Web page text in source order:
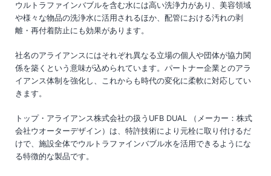
ウルトラファインバブルを含む水には高い洗浄力があり、美容領域
や様々な物品の洗浄水に活用されるほか、配管における汚れの剥
離・再付着防止にも効果があります。
社名のアライアンスにはそれぞれ異なる立場の個人や団体が協力関
係を築くという意味が込められています。パートナー企業とのアラ
イアンス体制を強化し、これからも時代の変化に柔軟に対応してい
きます。
トップ・アライアンス株式会社の扱うUFB DUAL （メーカー：株式
会社ウオーターデザイン）は、特許技術により元栓に取り付けるだ
けで、施設全体でウルトラファインバブル水を活用できるようにな
る特徴的な製品です。